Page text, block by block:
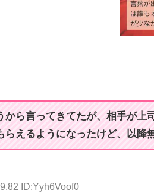
から言ってきてたが、相手が
えるようになったけど、以降
ID:Yyh6Voof0